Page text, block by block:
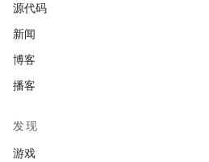
源代码
新闻
博客
播客
发现
游戏